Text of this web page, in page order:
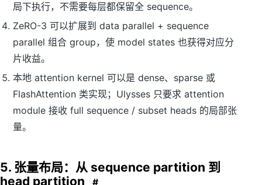
局下执行，不需要每层都保留全 sequence。
ZeRO-3 可以扩展到 data parallel + sequence
parallel 组合 group，使 model states 也获得对应分
片收益。
本地 attention kernel 可以是 dense、sparse 或
FlashAttention 类实现；Ulysses 只要求 attention
module 接收 full sequence / subset heads 的局部张
量。
5. 张量布局：从 sequence partition 到
head partition
#